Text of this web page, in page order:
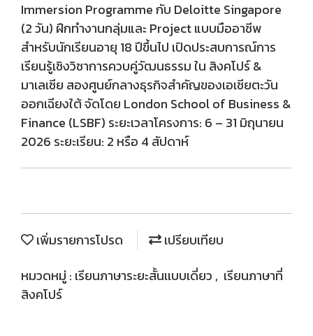
Immersion Programme กับ Deloitte Singapore
(2 วัน) ฝึกทำงานกลุ่มและ Project แบบมืออาชีพ
สำหรับนักเรียนอายุ 18 ปีขึ้นไป เปิดประสบการณ์การ
เรียนรู้เชิงวิชาการควบคู่วัฒนธรรม ใน สิงคโปร์ &
มาเลเซีย สองศูนย์กลางธุรกิจสำคัญของเอเชียตะวัน
ออกเฉียงใต้ จัดโดย London School of Business &
Finance (LSBF) ระยะเวลาโครงการ: 6 – 31 มิถุนายน
2026 ระยะเรียน: 2 หรือ 4 สัปดาห์
เพิ่มรายการโปรด
เปรียบเทียบ
หมวดหมู่ : เรียนภาษาระยะสั้นเเบบเดี่ยว , เรียนภาษาที่
สิงคโปร์